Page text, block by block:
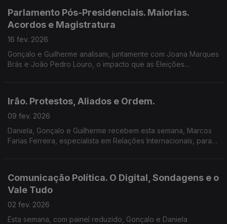
Parlamento Pós-Presidenciais. Maiorias.
Acordos e Magistratura
16 fev. 2026
Gonçalo e Guilherme analisam, juntamente com Joana Marques
Brás e João Pedro Louro, o impacto que as Eleições
Irão. Protestos, Aliados e Ordem.
09 fev. 2026
Daniela, Gonçalo e Guilherme recebem esta semana, Marcos
Farias Ferreira, especialista em Relações Internacionais, para
Comunicação Política. O Digital, Sondagens e o
Vale Tudo
02 fev. 2026
Esta semana, com painel reduzido, Gonçalo e Daniela